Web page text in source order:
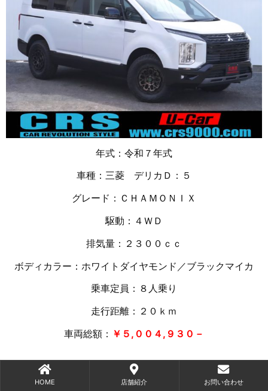
年式：令和７年式
車種：三菱 デリカＤ：５
グレード：ＣＨＡＭＯＮＩＸ
駆動：４ＷＤ
排気量：２３００ｃｃ
ボディカラー：ホワイトダイヤモンド／ブラックマイカ
乗車定員：８人乗り
走行距離：２０ ｋｍ
車両総額： ￥５,００４,９３０－
HOME 店舗紹介 お問い合わせ